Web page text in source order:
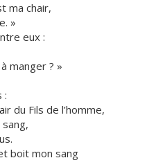
ma chair,
»
eux :
manger ? »
:
du Fils de l’homme,
boit mon sang